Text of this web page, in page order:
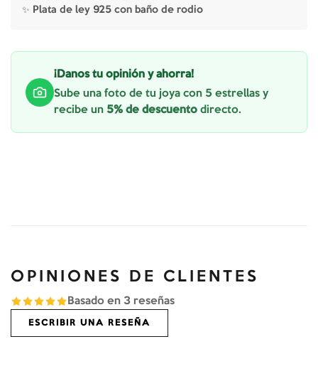
✨ Plata de ley 925 con baño de rodio
¡Danos tu opinión y ahorra!
Sube una foto de tu joya con 5 estrellas y
recibe un 5% de descuento directo.
OPINIONES DE CLIENTES
Basado en 3 reseñas
ESCRIBIR UNA RESEÑA